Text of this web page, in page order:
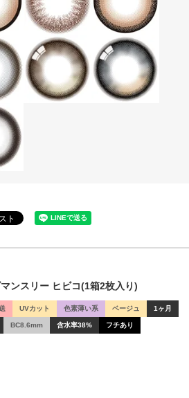
ンスリー ヒビコ(1箱2枚入り)
UVカット 色素薄い系 ベージュ 1ヶ月
BC8.6mm 含水率38% フチあり